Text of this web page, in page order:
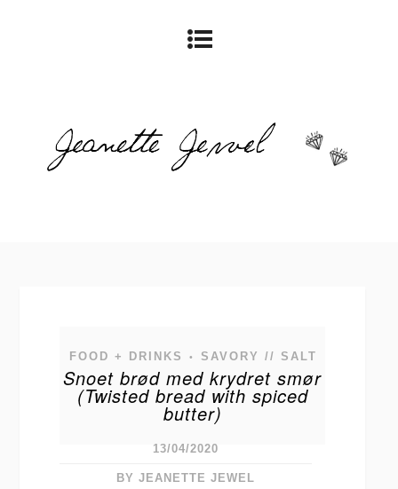
FOOD + DRINKS • SAVORY // SALT
Snoet brød med krydret smør
(Twisted bread with spiced
butter)
13/04/2020
BY JEANETTE JEWEL